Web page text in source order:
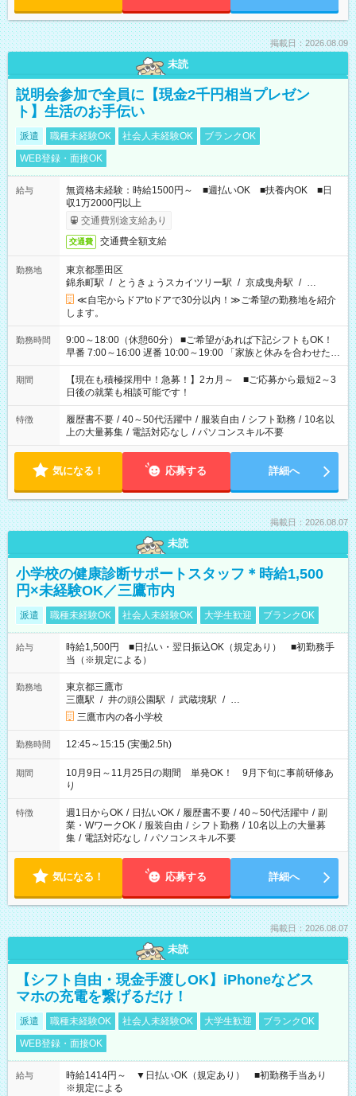
掲載日：2026.08.09
未読
説明会参加で全員に【現金2千円相当プレゼン
ト】生活のお手伝い
派遣 職種未経験OK 社会人未経験OK
ブランクOK
WEB登録・面接OK
給与
無資格未経験：時給1500円～ ■週払いOK ■扶養内OK ■日
収1万2000円以上
交通費別途支給あり
交通費 交通費全額支給
勤務地
東京都墨田区
錦糸町駅 / とうきょうスカイツリー駅 / 京成曳舟駅 / …
≪自宅からドアtoドアで30分以内！≫ご希望の勤務地を紹介
します。
勤務時間
9:00～18:00（休憩60分） ■ご希望があれば下記シフトもOK！
早番 7:00～16:00 遅番 10:00～19:00 「家族と休みを合わせた
い」 「余裕を持って夕飯の準備がしたい」 「できれば残業はし
たくない」 など、ご希望を教えてくださいね。 ※Wワーク希望
の方へ 今ご覧のお仕事で希望する勤務時間と、もう1つのお仕事
の勤務時間。 合計で週40時間を超える場合は応募できません。
期間
【現在も積極採用中！急募！】2カ月～ ■ご応募から最短2～3
日後の就業も相談可能です！
特徴 履歴書不要 / 40～50代活躍中 / 服装自由 / シフト勤務 / 10名以
上の大量募集 / 電話対応なし / パソコンスキル不要
気になる！ 応募する 詳細へ
掲載日：2026.08.07
未読
小学校の健康診断サポートスタッフ＊時給1,500
円×未経験OK／三鷹市内
派遣 職種未経験OK 社会人未経験OK 大学生歓迎 ブランクOK
給与
時給1,500円 ■日払い・翌日振込OK（規定あり） ■初勤務手
当（※規定による）
勤務地
東京都三鷹市
三鷹駅 / 井の頭公園駅 / 武蔵境駅 / …
三鷹市内の各小学校
勤務時間 12:45～15:15 (実働2.5h)
期間
10月9日～11月25日の期間 単発OK！ 9月下旬に事前研修あ
り
特徴 週1日からOK / 日払いOK / 履歴書不要 / 40～50代活躍中 / 副
業・WワークOK / 服装自由 / シフト勤務 / 10名以上の大量募
集 / 電話対応なし / パソコンスキル不要
気になる！ 応募する 詳細へ
掲載日：2026.08.07
未読
【シフト自由・現金手渡しOK】iPhoneなどス
マホの充電を繋げるだけ！
派遣 職種未経験OK 社会人未経験OK 大学生歓迎
ブランクOK
WEB登録・面接OK
給与
時給1414円～ ▼日払いOK（規定あり） ■初勤務手当あり
※規定による